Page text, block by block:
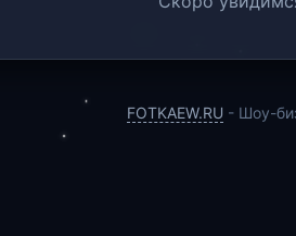
FOTKAEW.RU - Шоу-